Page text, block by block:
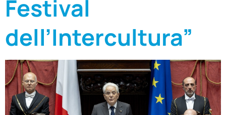
Festival
dell’Intercultura”